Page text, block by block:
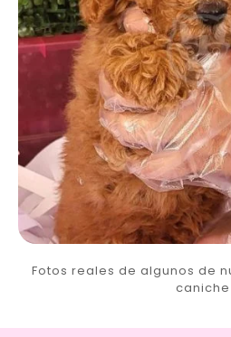
Fotos reales de algunos de
caniche